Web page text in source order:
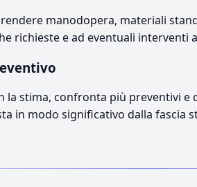
manodopera, materiali
richieste e ad eventuali
la stima, confronta più preventivi
in modo significativo dalla fascia